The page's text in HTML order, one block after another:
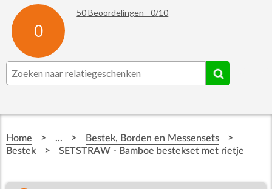
0
50Beoordelingen -0/10
Assortiment
Contact
☆ Prijsknallers ☆
Home > ... > Bestek, Borden en Messensets >
Bestek > SETSTRAW - Bamboe bestekset met rietje